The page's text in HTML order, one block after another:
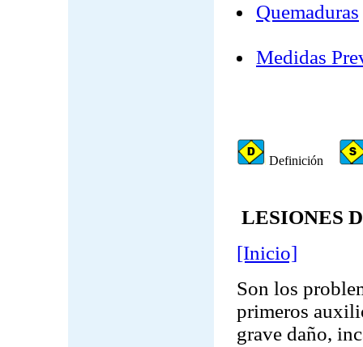
Quemaduras
Medidas
Definición
LESIONES
[Inicio]
Son los
primeros
grave daño,